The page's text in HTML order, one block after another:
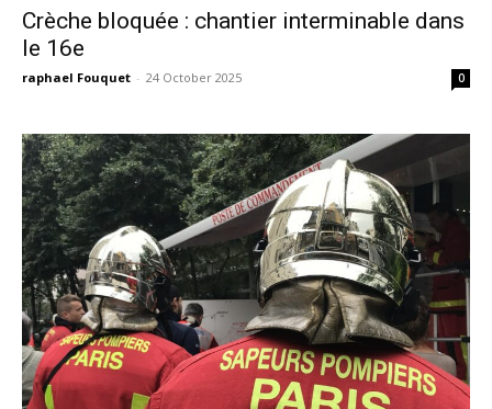
Crèche bloquée : chantier interminable dans
le 16e
raphael Fouquet - 24 October 2025 0